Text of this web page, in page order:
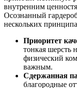
внутренним
Осознанный
нескольких
Приоритет
тонкая шерсть
физический
важным.
Сдержанная
благородные